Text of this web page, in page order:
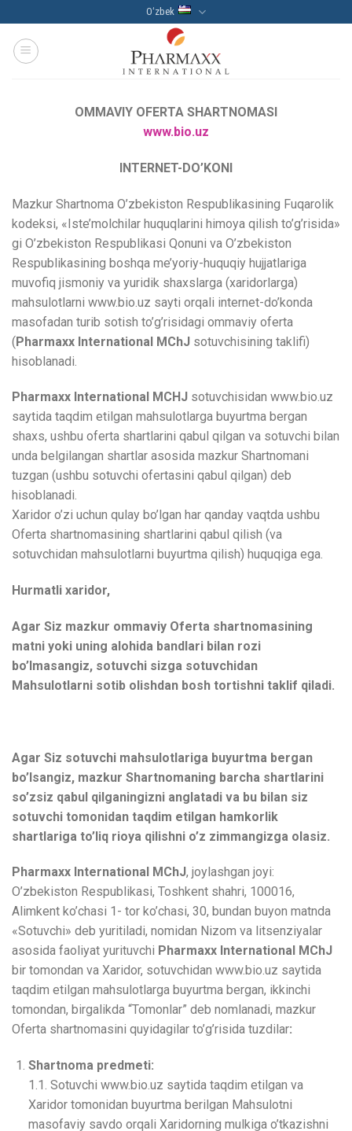
to
content
Oʻzbek
OMMAVIY OFERTA SHARTNOMASI
www.bio.uz
INTERNET-DO’KONI
Mazkur Shartnoma O’zbekiston Respublikasining Fuqarolik
kodeksi, «Iste’molchilar huquqlarini himoya qilish to’g’risida»
gi O’zbekiston Respublikasi Qonuni va O’zbekiston
Respublikasining boshqa me’yoriy-huquqiy hujjatlariga
muvofiq jismoniy va yuridik shaxslarga (xaridorlarga)
mahsulotlarni www.bio.uz sayti orqali internet-do’konda
masofadan turib sotish to’g’risidagi ommaviy oferta
(Pharmaxx International MChJ sotuvchisining taklifi)
hisoblanadi.
Pharmaxx International MCHJ sotuvchisidan www.bio.uz
saytida taqdim etilgan mahsulotlarga buyurtma bergan
shaxs, ushbu oferta shartlarini qabul qilgan va sotuvchi bilan
unda belgilangan shartlar asosida mazkur Shartnomani
tuzgan (ushbu sotuvchi ofertasini qabul qilgan) deb
hisoblanadi.
Xaridor o’zi uchun qulay bo’lgan har qanday vaqtda ushbu
Oferta shartnomasining shartlarini qabul qilish (va
sotuvchidan mahsulotlarni buyurtma qilish) huquqiga ega.
Hurmatli xaridor,
Agar Siz mazkur ommaviy Oferta shartnomasining
matni yoki uning alohida bandlari bilan rozi
bo’lmasangiz, sotuvchi sizga sotuvchidan
Mahsulotlarni sotib olishdan bosh tortishni taklif qiladi.
Agar Siz sotuvchi mahsulotlariga buyurtma bergan
bo’lsangiz, mazkur Shartnomaning barcha shartlarini
so’zsiz qabul qilganingizni anglatadi va bu bilan siz
sotuvchi tomonidan taqdim etilgan hamkorlik
shartlariga to’liq rioya qilishni o’z zimmangizga olasiz.
Pharmaxx International MChJ, joylashgan joyi:
O’zbekiston Respublikasi, Toshkent shahri, 100016,
Alimkent ko’chasi 1- tor ko’chasi, 30, bundan buyon matnda
«Sotuvchi» deb yuritiladi, nomidan Nizom va litsenziyalar
asosida faoliyat yurituvchi Pharmaxx International MChJ
bir tomondan va Xaridor, sotuvchidan www.bio.uz saytida
taqdim etilgan mahsulotlarga buyurtma bergan, ikkinchi
tomondan, birgalikda “Tomonlar” deb nomlanadi, mazkur
Oferta shartnomasini quyidagilar to’g’risida tuzdilar:
Shartnoma predmeti:
1.1. Sotuvchi www.bio.uz saytida taqdim etilgan va
Xaridor tomonidan buyurtma berilgan Mahsulotni
masofaviy savdo orqali Xaridorning mulkiga o’tkazishni